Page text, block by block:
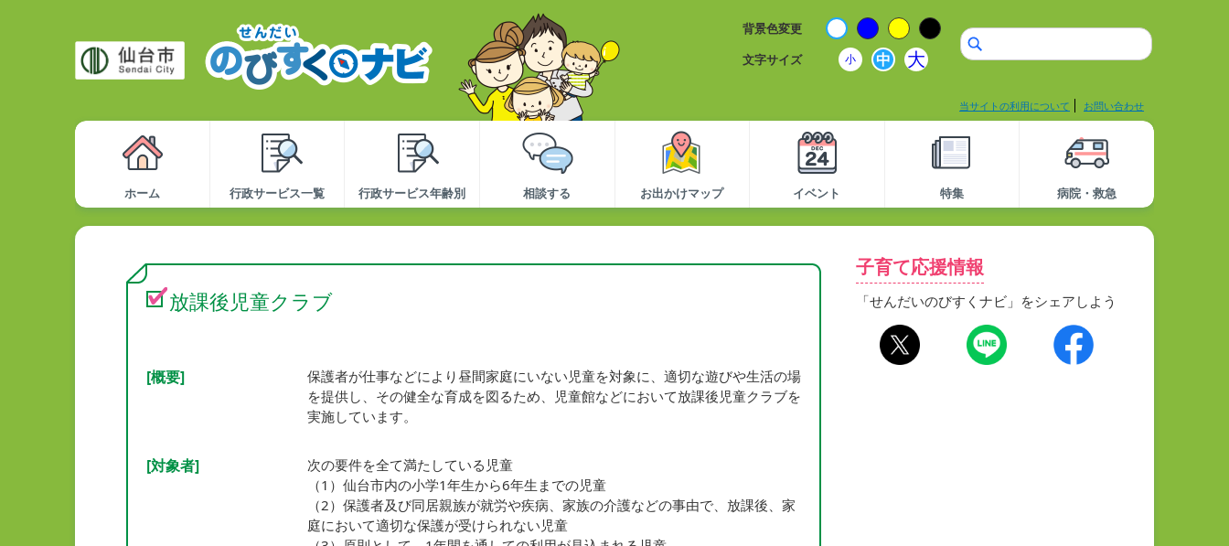
背景色変更
文字サイズ
小 中 大
当サイトの利用について お問い合わせ
ホーム 行政サービス一覧 行政サービス年齢別 相談する お出かけマップ イベント 特集 病院・救急
放課後児童クラブ
[概要]
保護者が仕事などにより昼間家庭にいない児童を対象に、適切な遊びや生活の場
を提供し、その健全な育成を図るため、児童館などにおいて放課後児童クラブを
実施しています。
[対象者]
次の要件を全て満たしている児童
（1）仙台市内の小学1年生から6年生までの児童
（2）保護者及び同居親族が就労や疾病、家族の介護などの事由で、放課後、家
庭において適切な保護が受けられない児童
子育て応援情報
「せんだいのびすくナビ」をシェアしよう